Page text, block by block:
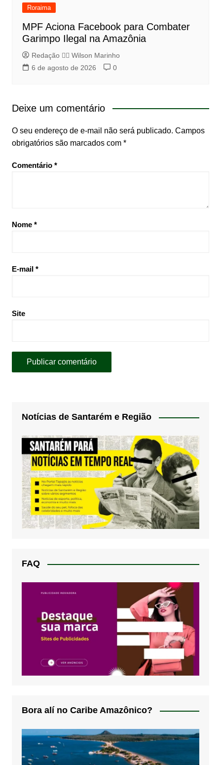
Roraima
MPF Aciona Facebook para Combater
Garimpo Ilegal na Amazônia
Redação 👨‍⚖️​ Wilson Marinho
6 de agosto de 2026
0
Deixe um comentário
O seu endereço de e-mail não será publicado. Campos
obrigatórios são marcados com *
Comentário *
Nome *
E-mail *
Site
Notícias de Santarém e Região
FAQ
Bora alí no Caribe Amazônico?